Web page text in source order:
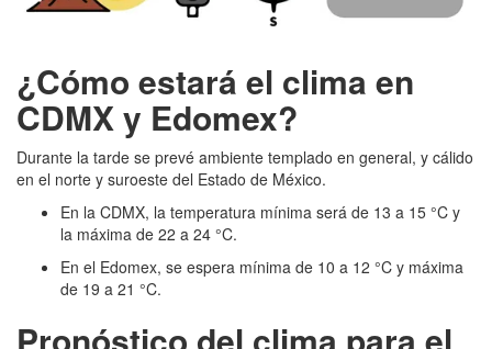
¿Cómo estará el clima en
CDMX y Edomex?
Durante la tarde se prevé ambiente templado en general, y cálido
en el norte y suroeste del Estado de México.
En la CDMX, la temperatura mínima será de 13 a 15 °C y
la máxima de 22 a 24 °C.
En el Edomex, se espera mínima de 10 a 12 °C y máxima
de 19 a 21 °C.